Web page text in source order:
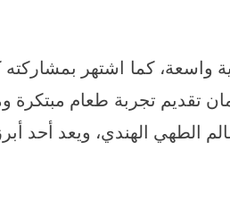
واسعة، كما اشتهر
تقديم تجربة طعام